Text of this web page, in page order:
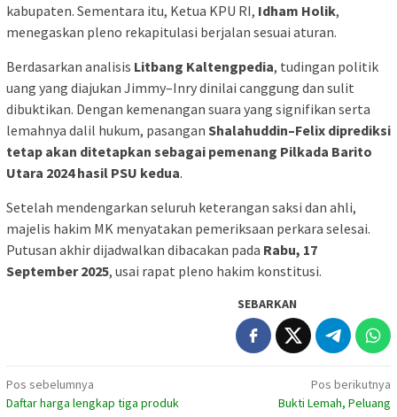
kabupaten. Sementara itu, Ketua KPU RI, Idham Holik,
menegaskan pleno rekapitulasi berjalan sesuai aturan.
Berdasarkan analisis Litbang Kaltengpedia, tudingan politik
uang yang diajukan Jimmy–Inry dinilai canggung dan sulit
dibuktikan. Dengan kemenangan suara yang signifikan serta
lemahnya dalil hukum, pasangan Shalahuddin–Felix diprediksi
tetap akan ditetapkan sebagai pemenang Pilkada Barito
Utara 2024 hasil PSU kedua.
Setelah mendengarkan seluruh keterangan saksi dan ahli,
majelis hakim MK menyatakan pemeriksaan perkara selesai.
Putusan akhir dijadwalkan dibacakan pada Rabu, 17
September 2025, usai rapat pleno hakim konstitusi.
SEBARKAN
Navigasi
Pos sebelumnya
Daftar harga lengkap tiga produk
Pos berikutnya
Bukti Lemah, Peluang